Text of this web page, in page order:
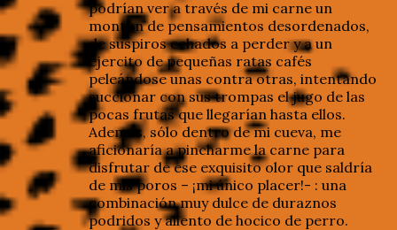
podrían ver a través de mi carne un
montón de pensamientos desordenados,
de suspiros echados a perder y a un
ejercito de pequeñas ratas cafés
peleándose unas contra otras, intentando
succionar con sus trompas el jugo de las
pocas frutas que llegarían hasta ellos.
Además, sólo dentro de mi cueva, me
aficionaría a pincharme la carne para
disfrutar de ese exquisito olor que saldría
de mis poros – ¡mi único placer!- : una
combinación muy dulce de duraznos
podridos y aliento de hocico de perro.